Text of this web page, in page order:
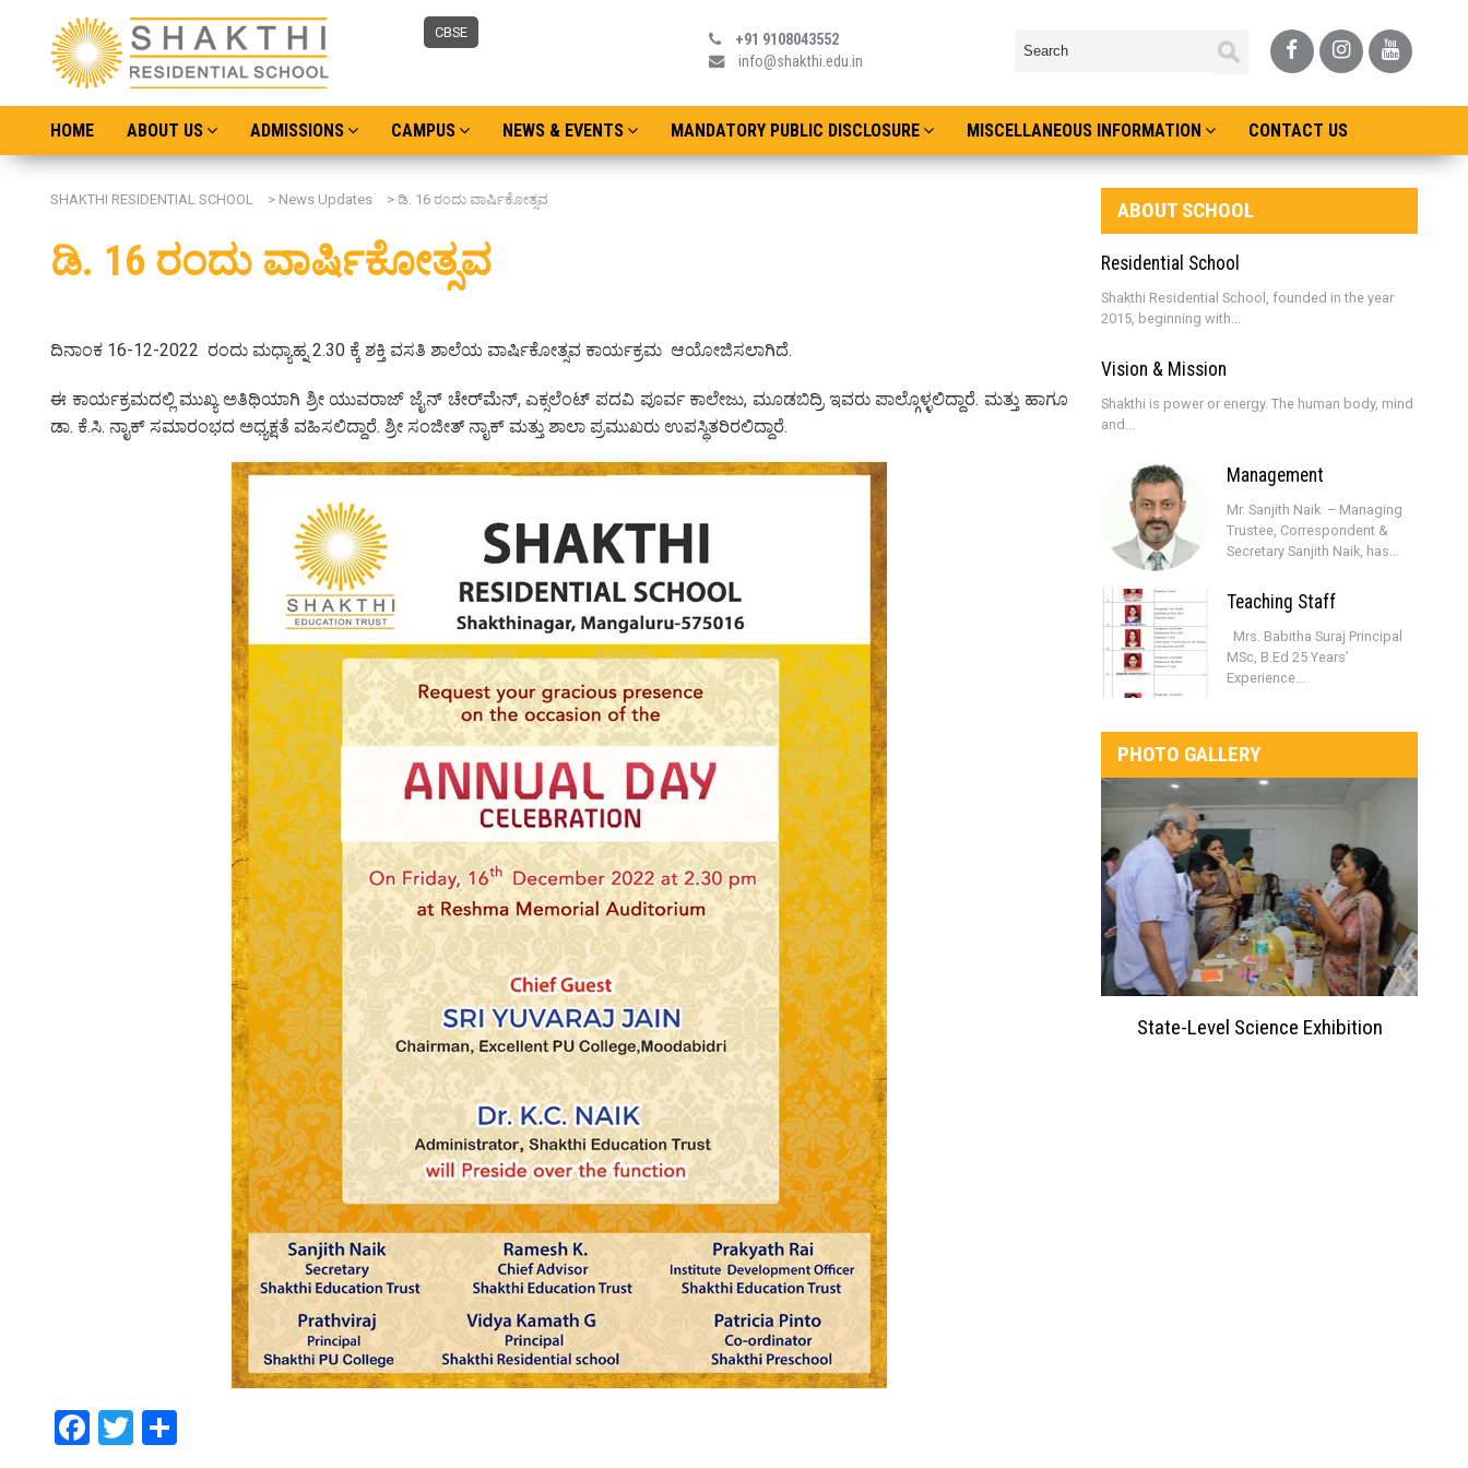
CBSE
+91 9108043552
info@shakthi.edu.in
HOME ABOUT US ADMISSIONS CAMPUS NEWS & EVENTS MANDATORY PUBLIC DISCLOSURE MISCELLANEOUS INFORMATION CONTACT US
SHAKTHI RESIDENTIAL SCHOOL > News Updates > ಡಿ. 16 ರಂದು ವಾರ್ಷಿಕೋತ್ಸವ
ಡಿ. 16 ರಂದು ವಾರ್ಷಿಕೋತ್ಸವ
ದಿನಾಂಕ 16-12-2022 ರಂದು ಮಧ್ಯಾಹ್ನ 2.30 ಕ್ಕೆ ಶಕ್ತಿ ವಸತಿ ಶಾಲೆಯ ವಾರ್ಷಿಕೋತ್ಸವ ಕಾರ್ಯಕ್ರಮ ಆಯೋಜಿಸಲಾಗಿದೆ.
ಈ ಕಾರ್ಯಕ್ರಮದಲ್ಲಿ ಮುಖ್ಯ ಅತಿಥಿಯಾಗಿ ಶ್ರೀ ಯುವರಾಜ್ ಜೈನ್ ಚೇರ್‌ಮೆನ್, ಎಕ್ಸಲೆಂಟ್ ಪದವಿ ಪೂರ್ವ ಕಾಲೇಜು, ಮೂಡಬಿದ್ರಿ ಇವರು ಪಾಲ್ಗೊಳ್ಳಲಿದ್ದಾರೆ. ಮತ್ತು ಹಾಗೂ
ಡಾ. ಕೆ.ಸಿ. ನಾೖಕ್‌ ಸಮಾರಂಭದ ಅಧ್ಯಕ್ಷತೆ ವಹಿಸಲಿದ್ದಾರೆ. ಶ್ರೀ ಸಂಜೀತ್ ನಾೖಕ್‌ ಮತ್ತು ಶಾಲಾ ಪ್ರಮುಖರು ಉಪಸ್ಥಿತರಿರಲಿದ್ದಾರೆ.
Facebook
Twitter
ABOUT SCHOOL
Residential School
Shakthi Residential School, founded in the year
2015, beginning with...
Vision & Mission
Shakthi is power or energy. The human body, mind
and...
Management
Mr. Sanjith Naik – Managing
Trustee, Correspondent &
Secretary Sanjith Naik, has...
Teaching Staff
Mrs. Babitha Suraj Principal
MSc, B.Ed 25 Years’
Experience...
PHOTO GALLERY
Annual Day Celebration 2023 State-Level Science Exhibition